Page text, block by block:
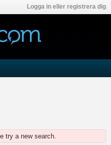
Logga in eller registrera dig
try a new search.